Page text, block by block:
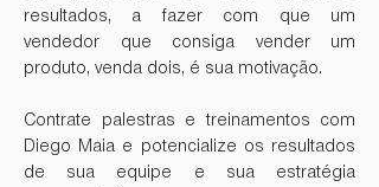
resultados, a fazer com que um
vendedor que consiga vender um
produto, venda dois, é sua motivação.
Contrate palestras e treinamentos com
Diego Maia e potencialize os resultados
de sua equipe e sua estratégia